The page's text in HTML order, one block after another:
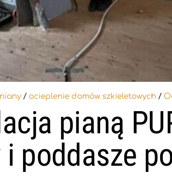
/ ocieplenie domów szkieletowych /
pianą
poddasze